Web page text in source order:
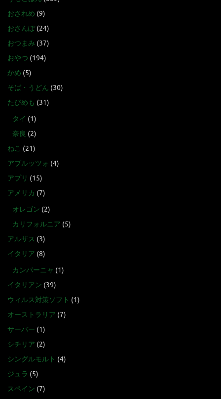
おされめ (9)
おさんぽ(24)
おつまみ (37)
おやつ (194)
かめ (5)
そば・うどん (30)
たびめも (31)
タイ (1)
奈良 (2)
ねこ (21)
アブルッツォ (4)
アプリ (15)
アメリカ (7)
オレゴン (2)
カリフォルニア (5)
アルザス (3)
イタリア (8)
カンパーニャ (1)
イタリアン (39)
ウィルス対策ソフト (1)
オーストラリア (7)
サーバー (1)
シチリア (2)
シングルモルト (4)
ジュラ (5)
スペイン (7)